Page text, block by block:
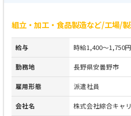
組立・加工・食品製造など/工場/
給与 時給1,400～1,750円
勤務地 長野県安曇野市
雇用形態 派遣社員
会社名 株式会社綜合キャ